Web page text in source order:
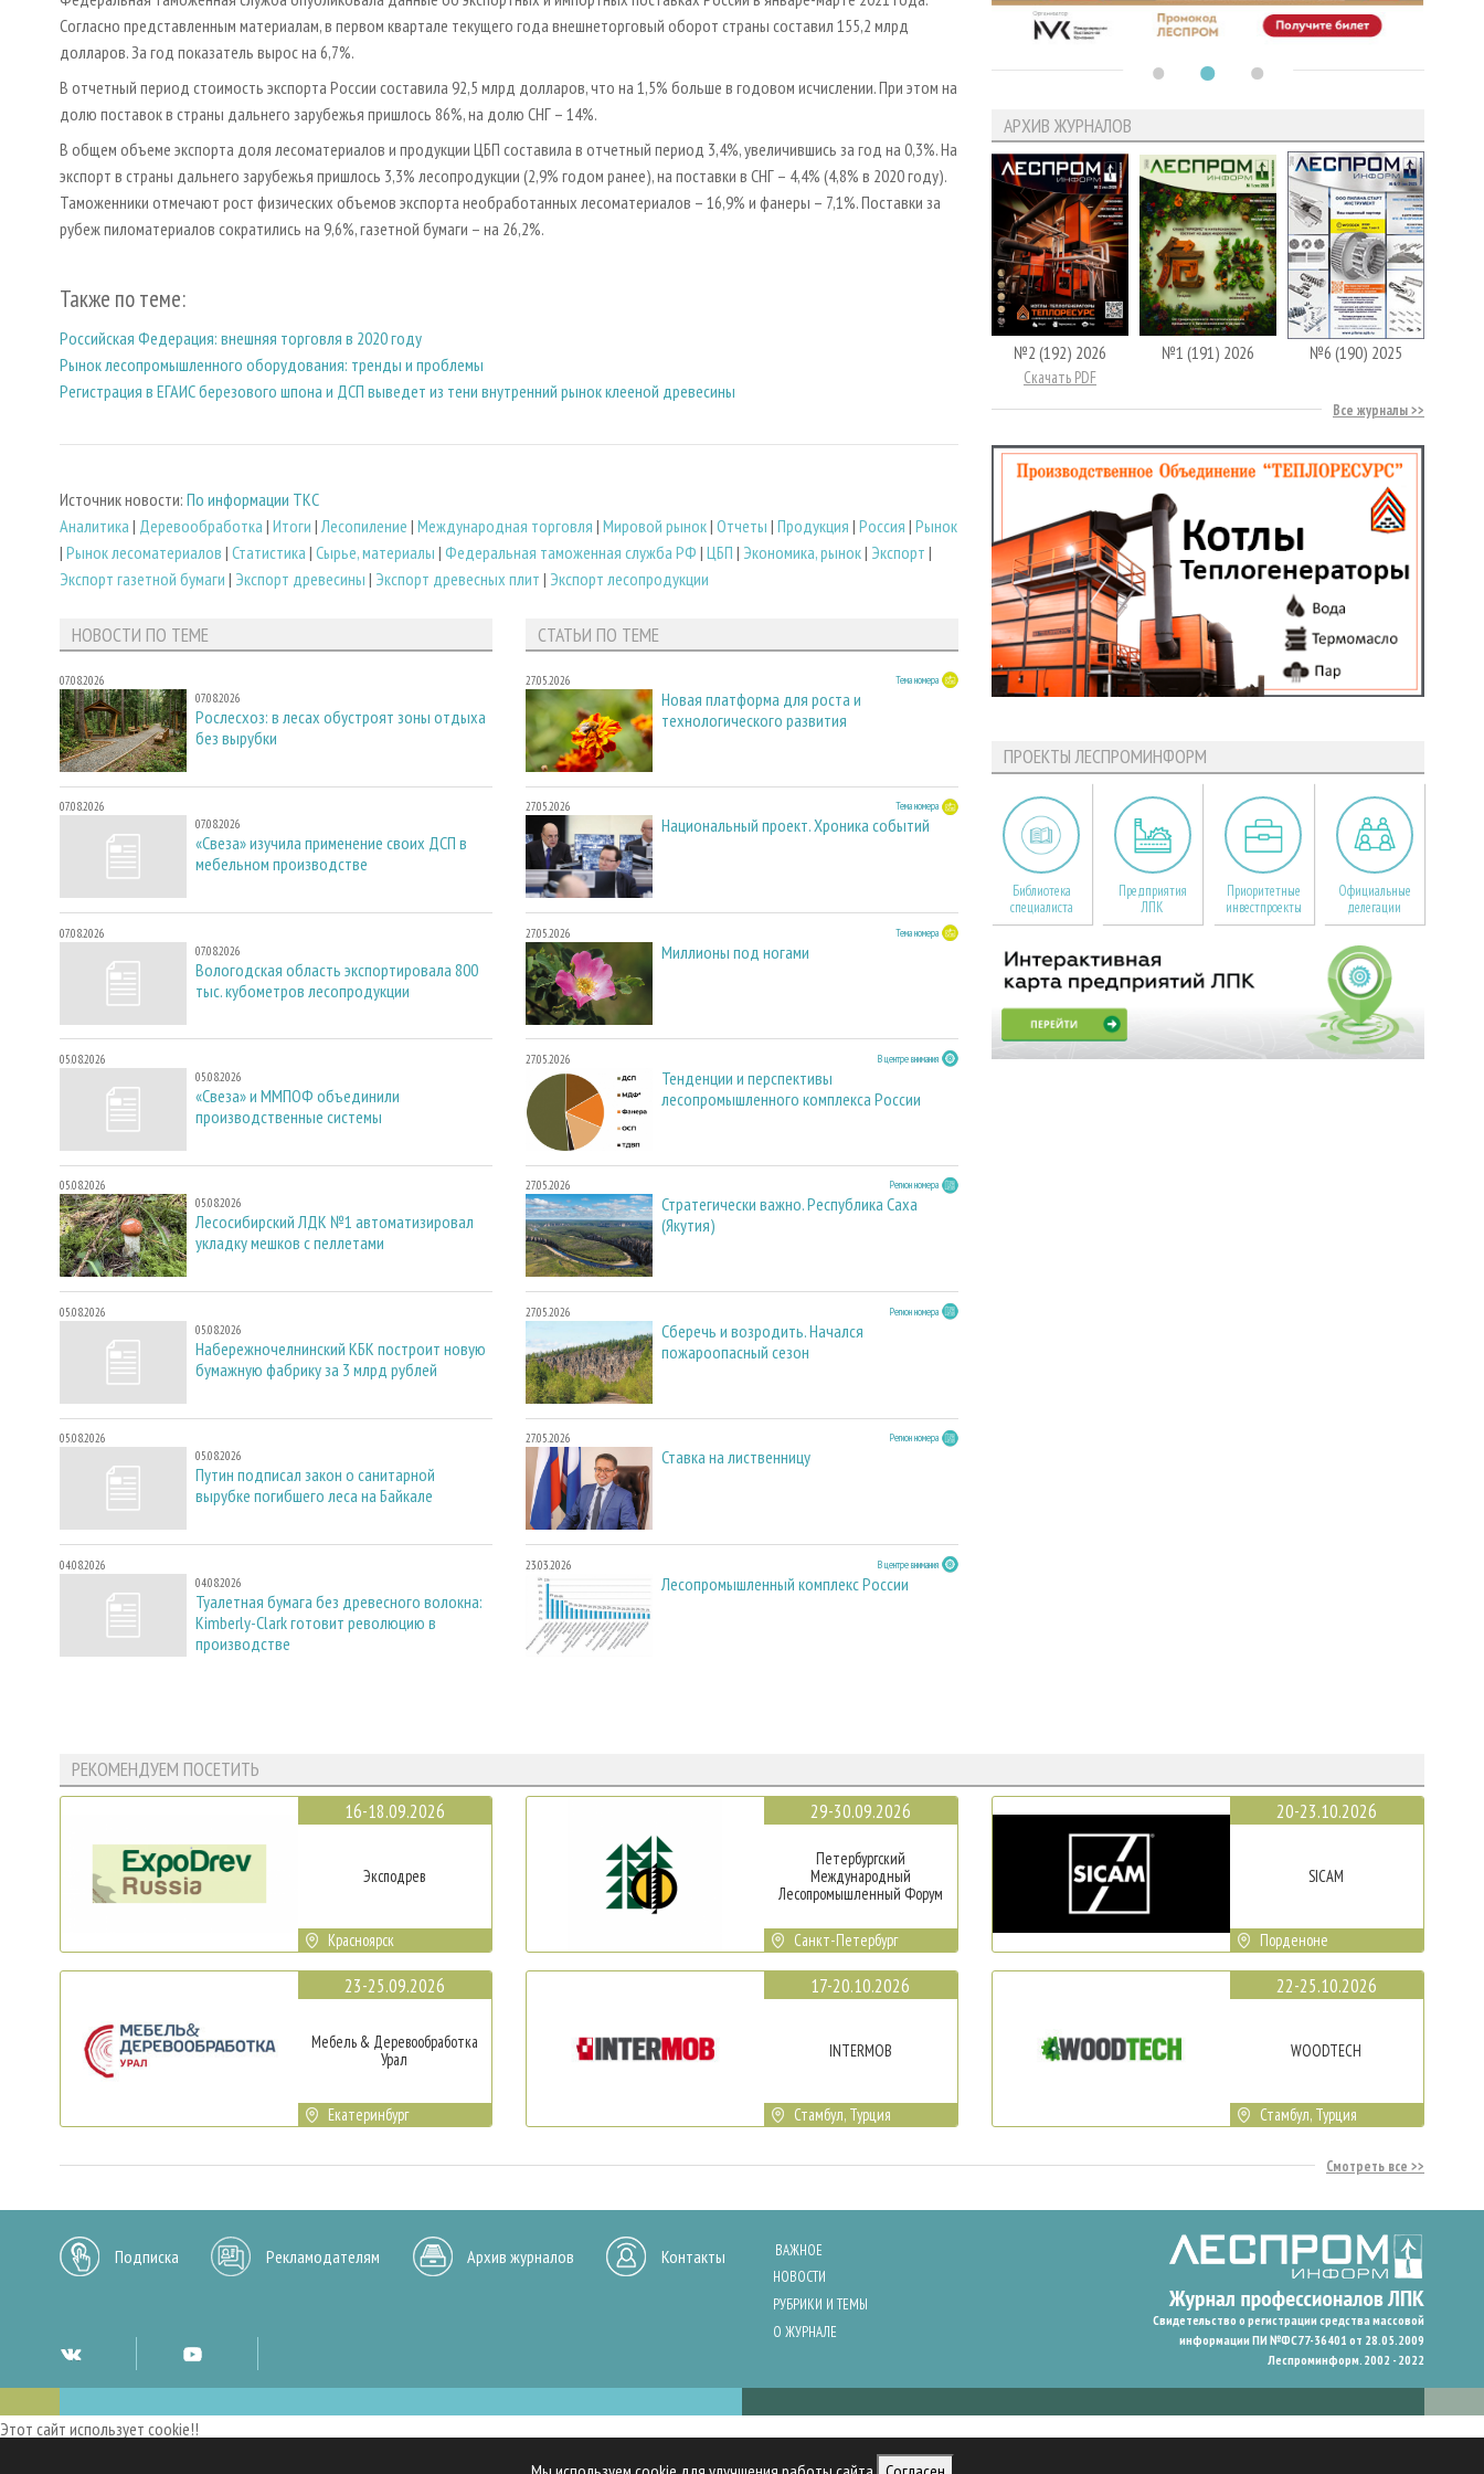
Согласно представленным материалам, в первом квартале текущего года внешнеторговый оборот страны составил 155,2 млрд
долларов. За год показатель вырос на 6,7%.
В отчетный период стоимость экспорта России составила 92,5 млрд долларов, что на 1,5% больше в годовом исчислении. При этом на
долю поставок в страны дальнего зарубежья пришлось 86%, на долю СНГ – 14%.
В общем объеме экспорта доля лесоматериалов и продукции ЦБП составила в отчетный период 3,4%, увеличившись за год на 0,3%. На
экспорт в страны дальнего зарубежья пришлось 3,3% лесопродукции (2,9% годом ранее), на поставки в СНГ – 4,4% (4,8% в 2020 году).
Таможенники отмечают рост физических объемов экспорта необработанных лесоматериалов – 16,9% и фанеры – 7,1%. Поставки за
рубеж пиломатериалов сократились на 9,6%, газетной бумаги – на 26,2%.
Также по теме:
Российская Федерация: внешняя торговля в 2020 году
Рынок лесопромышленного оборудования: тренды и проблемы
Регистрация в ЕГАИС березового шпона и ДСП выведет из тени внутренний рынок клееной древесины
Источник новости: По информации ТКС
Аналитика | Деревообработка | Итоги |Лесопиление | Международная торговля | Мировой рынок| Отчеты | Продукция | Россия | Рынок
| Рынок лесоматериалов | Статистика | Сырье, материалы | Федеральная таможенная служба РФ | ЦБП | Экономика, рынок| Экспорт |
Экспорт газетной бумаги | Экспорт древесины | Экспорт древесных плит | Экспорт лесопродукции
НОВОСТИ ПО ТЕМЕ
07.08.2026
07.08.2026
Рослесхоз: в лесах обустроят зоны отдыха
без вырубки
07.08.2026
07.08.2026
«Свеза» изучила применение своих ДСП в
мебельном производстве
07.08.2026
07.08.2026
Вологодская область экспортировала 800
тыс. кубометров лесопродукции
05.08.2026
05.08.2026
«Свеза» и ММПОФ объединили
производственные системы
05.08.2026
05.08.2026
Лесосибирский ЛДК №1 автоматизировал
укладку мешков с пеллетами
05.08.2026
05.08.2026
Набережночелнинский КБК построит новую
бумажную фабрику за 3 млрд рублей
05.08.2026
05.08.2026
Путин подписал закон о санитарной
вырубке погибшего леса на Байкале
04.08.2026
04.08.2026
Туалетная бумага без древесного волокна:
Kimberly-Clark готовит революцию в
производстве
СТАТЬИ ПО ТЕМЕ
27.05.2026 Тема номера
Новая платформа для роста и
технологического развития
27.05.2026 Тема номера
Национальный проект. Хроника событий
27.05.2026 Тема номера
Миллионы под ногами
27.05.2026 В центре внимания
Тенденции и перспективы
лесопромышленного комплекса России
27.05.2026 Регион номера
Стратегически важно. Республика Саха
(Якутия)
27.05.2026 Регион номера
Сберечь и возродить. Начался
пожароопасный сезон
27.05.2026 Регион номера
Ставка на лиственницу
23.03.2026 В центре внимания
Лесопромышленный комплекс России
АРХИВ ЖУРНАЛОВ
№2 (192) 2026
Скачать PDF
№1 (191) 2026 №6 (190) 2025
Все журналы
ПРОЕКТЫ ЛЕСПРОМИНФОРМ
Библиотека
специалиста
Предприятия
ЛПК
Приоритетные
инвестпроекты
Официальные
делегации
РЕКОМЕНДУЕМ ПОСЕТИТЬ
16-18.09.2026
Эксподрев
Красноярск
23-25.09.2026
Мебель & Деревообработка
Урал
Екатеринбург
29-30.09.2026
Петербургский
Международный
Лесопромышленный Форум
Санкт-Петербург
17-20.10.2026
INTERMOB
Стамбул, Турция
20-23.10.2026
SICAM
Порденоне
22-25.10.2026
WOODTECH
Стамбул, Турция
Смотреть все
Подписка Рекламодателям Архив журналов Контакты
ВАЖНОЕ
НОВОСТИ
РУБРИКИ И ТЕМЫ
О ЖУРНАЛЕ
Свидетельство о регистрации средства массовой
информации ПИ №ФС77-36401 от 28.05.2009
Леспроминформ. 2002 - 2022
Этот сайт использует cookie!!
Мы используем cookies и аналогичные технологии для улучшения работы нашего сайта, анализа трафика и персонализации контента. Cookies помогают нам запомнить ваши предпочтения и улучшить пользовательский